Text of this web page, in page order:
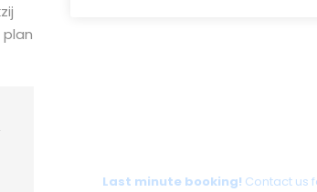
Last minute booking! Contact us